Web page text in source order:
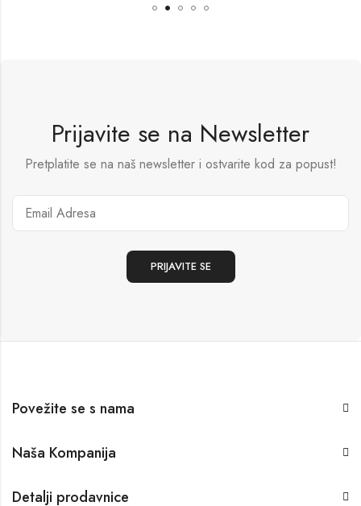
Prijavite se na Newsletter
Pretplatite se na naš newsletter i ostvarite kod za popust!
Povežite se s nama
Naša Kompanija
Detalji prodavnice